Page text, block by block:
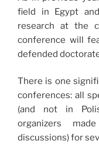
field in Egypt
research at the
conference will
defended
There is one
conferences: all
(and not in
organizers
discussions) for